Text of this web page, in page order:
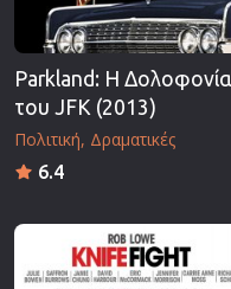
Parkland: Η Δολοφονία
του JFK (2013)
Πολιτική Δραματικές
6.4